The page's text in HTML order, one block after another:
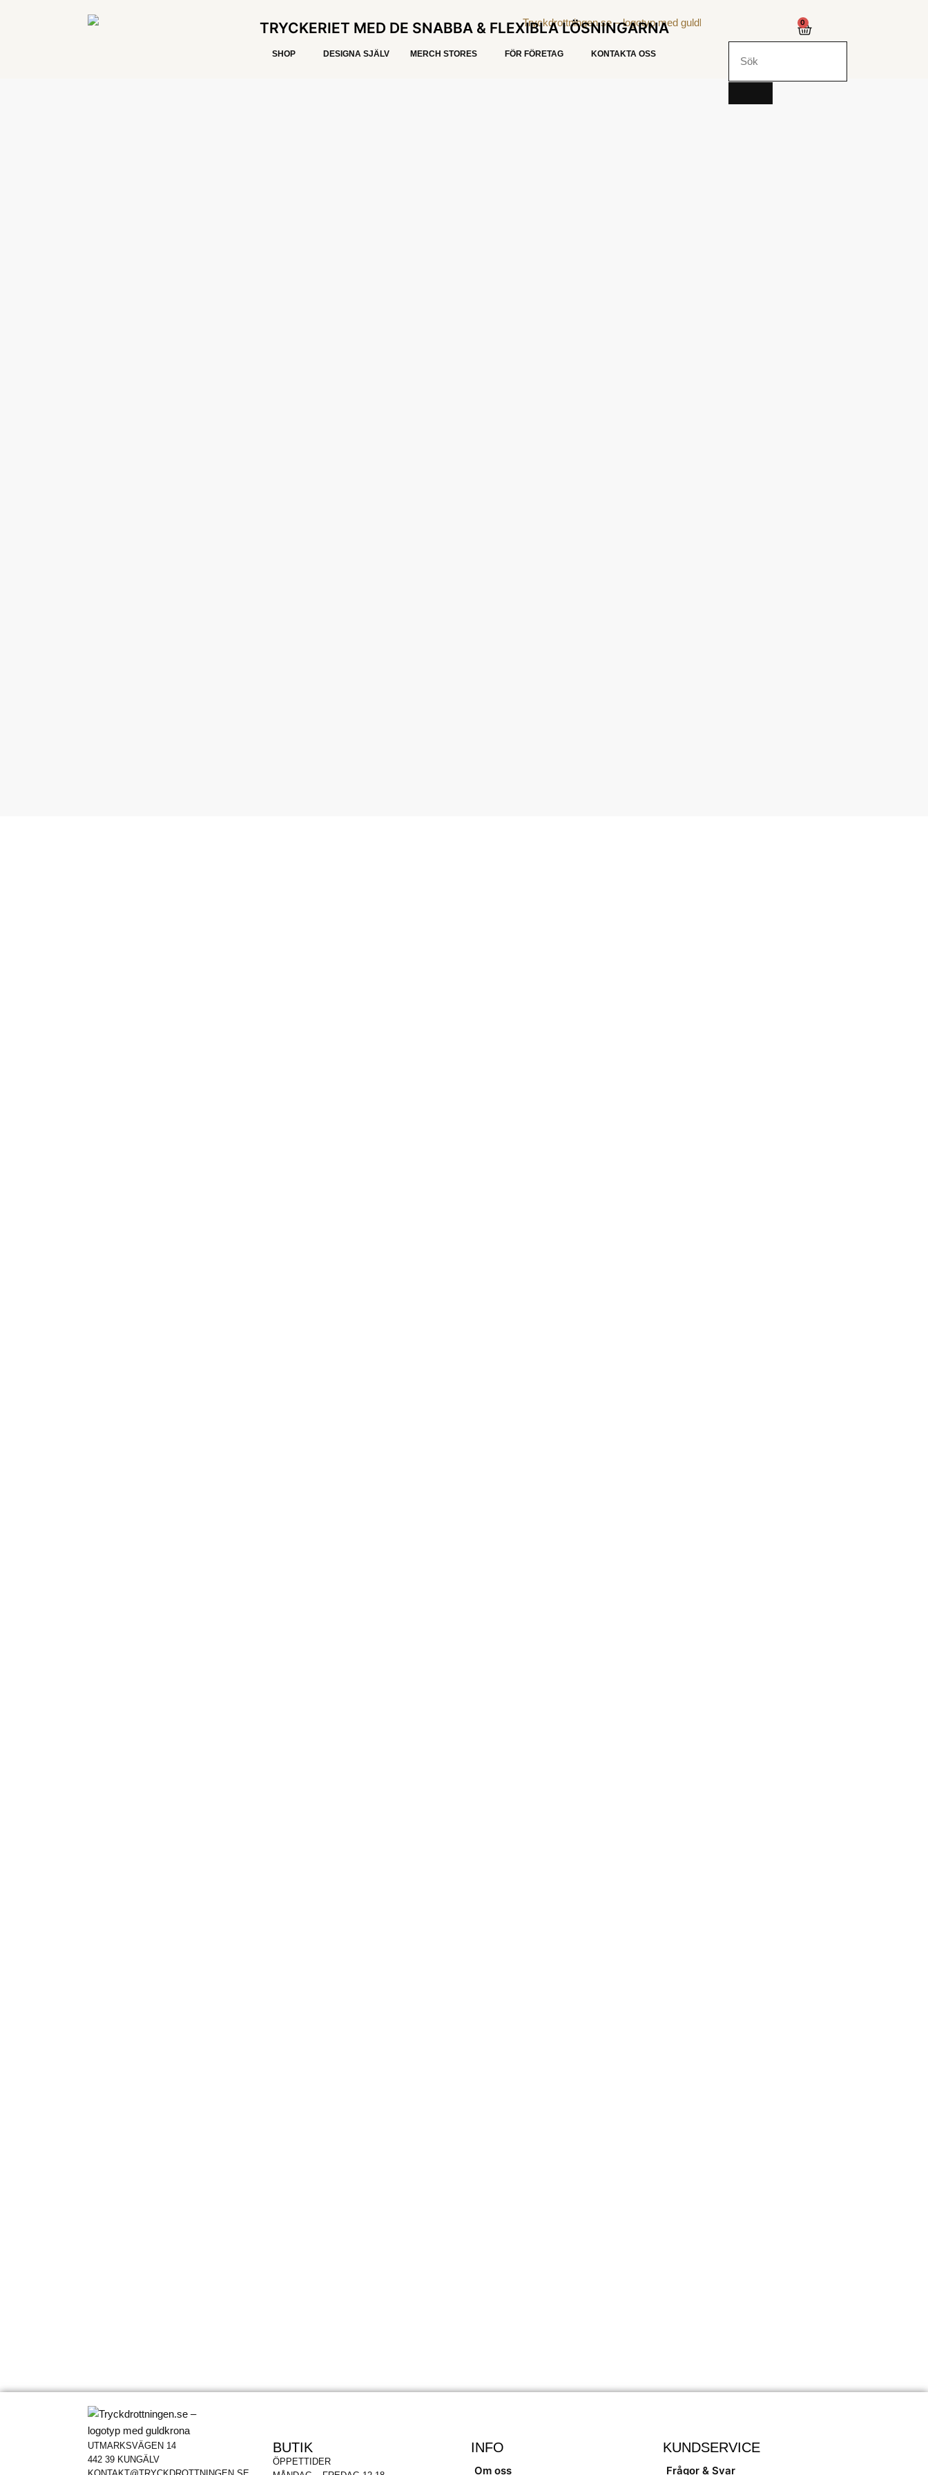
TRYCKERIET MED DE SNABBA & FLEXIBLA LÖSNINGARNA
SHOP DESIGNA SJÄLV MERCH STORES FÖR FÖRETAG KONTAKTA OSS
0
UTMARKSVÄGEN 14
442 39 KUNGÄLV
BUTIK
ÖPPETTIDER
INFO
Om oss
KUNDSERVICE
Frågor & Svar